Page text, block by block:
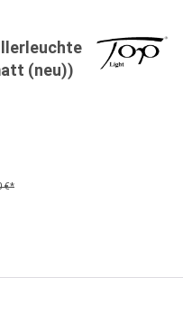
(neu))
€*